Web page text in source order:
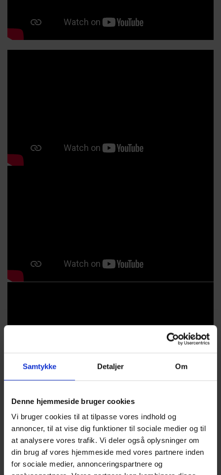
Samtykke Detaljer Om
Denne hjemmeside bruger cookies
Vi bruger cookies til at tilpasse vores indhold og
annoncer, til at vise dig funktioner til sociale medier og til
at analysere vores trafik. Vi deler også oplysninger om
din brug af vores hjemmeside med vores partnere inden
for sociale medier, annonceringspartnere og